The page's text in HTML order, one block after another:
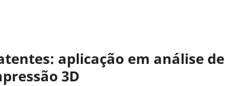
aplicação em análise de
3D